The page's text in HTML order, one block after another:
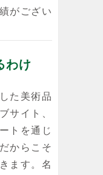
がござい
わけ
た美術品
サイト、
トを通じ
からこそ
ます。名